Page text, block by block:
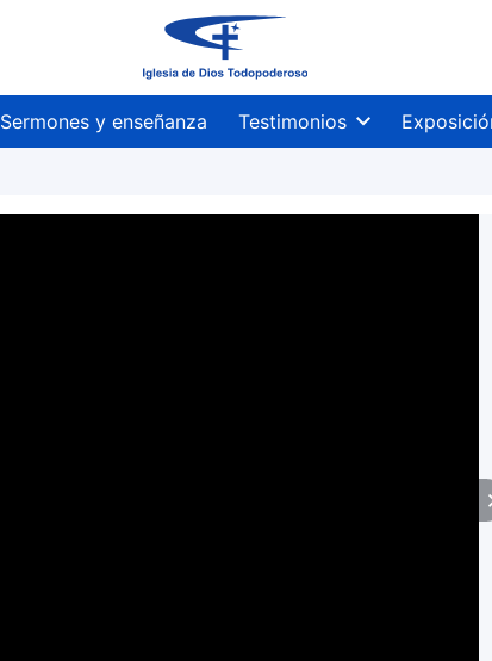
Sermones y enseñanza Testimonios